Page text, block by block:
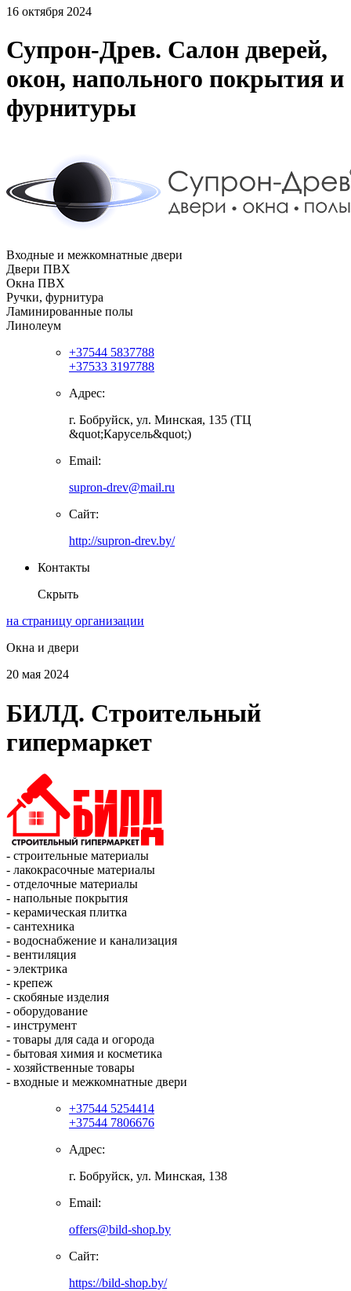
16 октября 2024
Супрон-Древ. Салон дверей,
окон, напольного покрытия и
фурнитуры
Входные и межкомнатные двери
Двери ПВХ
Окна ПВХ
Ручки, фурнитура
Ламинированные полы
Линолеум
+37544 5837788
+37533 3197788
Адрес:
г. Бобруйск, ул. Минская, 135 (ТЦ
&quot;Карусель&quot;)
Email:
supron-drev@mail.ru
Сайт:
http://supron-drev.by/
Контакты
Скрыть
на страницу организации
Окна и двери
20 мая 2024
БИЛД. Строительный
гипермаркет
- строительные материалы
- лакокрасочные материалы
- отделочные материалы
- напольные покрытия
- керамическая плитка
- сантехника
- водоснабжение и канализация
- вентиляция
- электрика
- крепеж
- скобяные изделия
- оборудование
- инструмент
- товары для сада и огорода
- бытовая химия и косметика
- хозяйственные товары
- входные и межкомнатные двери
+37544 5254414
+37544 7806676
Адрес:
г. Бобруйск, ул. Минская, 138
Email:
offers@bild-shop.by
Сайт:
https://bild-shop.by/